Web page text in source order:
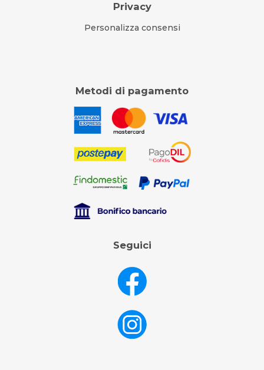
Privacy
Personalizza consensi
Metodi di pagamento
Seguici